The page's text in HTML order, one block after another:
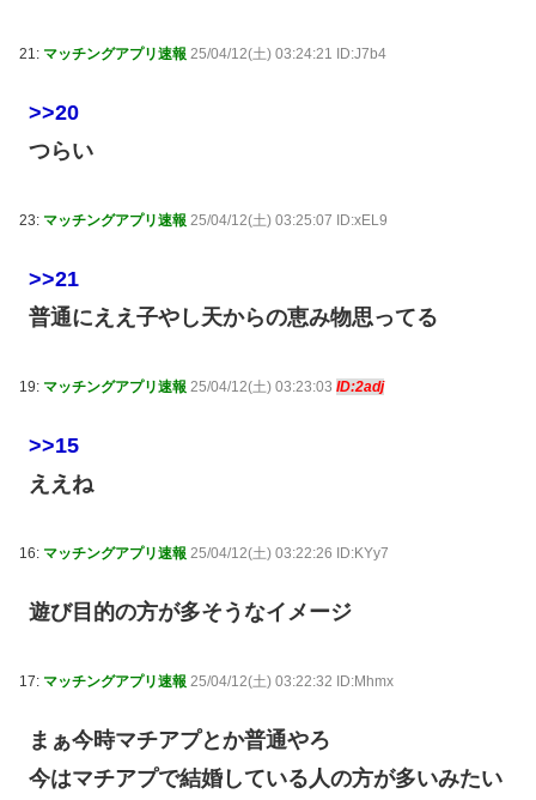
21: マッチングアプリ速報 25/04/12(土) 03:24:21 ID:J7b4
>>20
つらい
23: マッチングアプリ速報 25/04/12(土) 03:25:07 ID:xEL9
>>21
普通にええ子やし天からの恵み物思ってる
19: マッチングアプリ速報 25/04/12(土) 03:23:03 ID:2adj
>>15
ええね
16: マッチングアプリ速報 25/04/12(土) 03:22:26 ID:KYy7
遊び目的の方が多そうなイメージ
17: マッチングアプリ速報 25/04/12(土) 03:22:32 ID:Mhmx
まぁ今時マチアプとか普通やろ
今はマチアプで結婚している人の方が多いみたい